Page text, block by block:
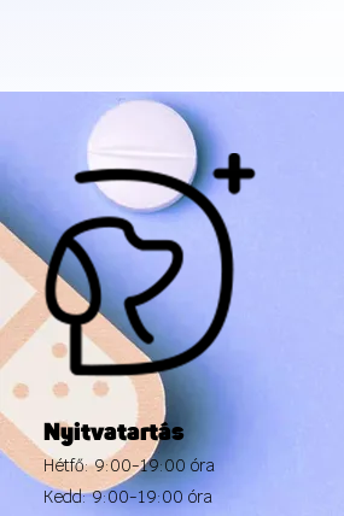
Nyitvatartás
Hétfő: 9:00-19:00 óra
Kedd: 9:00-19:00 óra